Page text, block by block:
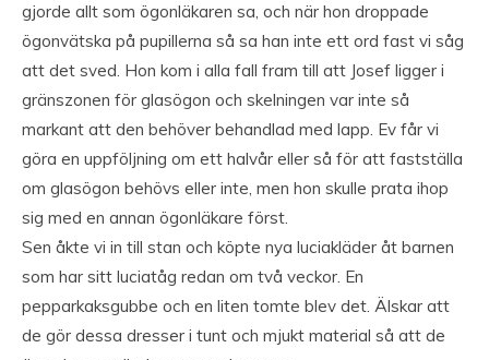
gjorde allt som ögonläkaren sa, och när hon droppade
ögonvätska på pupillerna så sa han inte ett ord fast vi såg
att det sved. Hon kom i alla fall fram till att Josef ligger i
gränszonen för glasögon och skelningen var inte så
markant att den behöver behandlad med lapp. Ev får vi
göra en uppföljning om ett halvår eller så för att fastställa
om glasögon behövs eller inte, men hon skulle prata ihop
sig med en annan ögonläkare först.
Sen åkte vi in till stan och köpte nya luciakläder åt barnen
som har sitt luciatåg redan om två veckor. En
pepparkaksgubbe och en liten tomte blev det. Älskar att
de gör dessa dresser i tunt och mjukt material så att de